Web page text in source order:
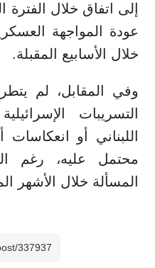
إلى اتفاق خلال الفترة
عودة المواجهة
خلال الأسابيع المقبلة.
وفي المقابل، لم
التسريبات
اللبناني أو
محتمل عليه، رغم
المسألة خلال الأشهر